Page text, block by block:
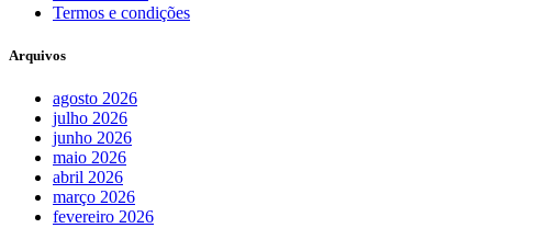
Termos e condições
Arquivos
agosto 2026
julho 2026
junho 2026
maio 2026
abril 2026
março 2026
fevereiro 2026